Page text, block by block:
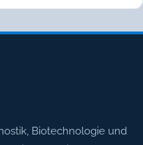
Biotechnologie und